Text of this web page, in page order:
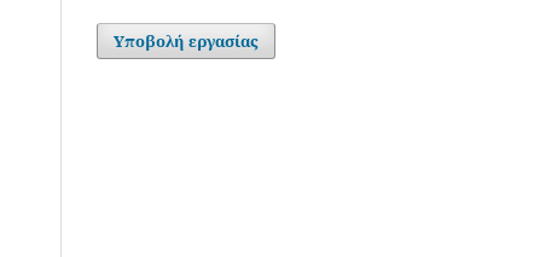
Υποβολή εργασίας